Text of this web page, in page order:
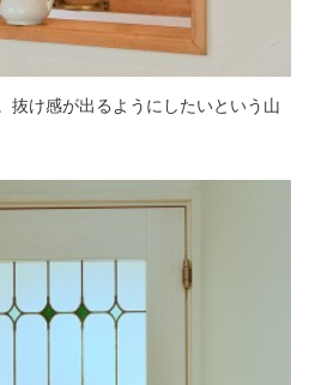
抜け感が出るようにしたいという山